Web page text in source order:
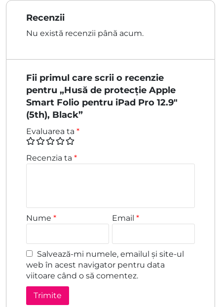
Recenzii
Nu există recenzii până acum.
Fii primul care scrii o recenzie
pentru „Husă de protecție Apple
Smart Folio pentru iPad Pro 12.9″
(5th), Black”
Evaluarea ta *
Recenzia ta *
Nume * Email*
Salvează-mi numele, emailul și site-ul
web în acest navigator pentru data
viitoare când o să comentez.